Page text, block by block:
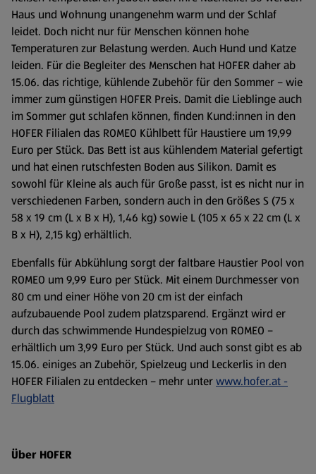
Haus und Wohnung unangenehm warm und der Schlaf
leidet. Doch nicht nur für Menschen können hohe
Temperaturen zur Belastung werden. Auch Hund und Katze
leiden. Für die Begleiter des Menschen hat HOFER daher ab
15.06. das richtige, kühlende Zubehör für den Sommer – wie
immer zum günstigen HOFER Preis. Damit die Lieblinge auch
im Sommer gut schlafen können, finden Kund:innen in den
HOFER Filialen das ROMEO Kühlbett für Haustiere um 19,99
Euro per Stück. Das Bett ist aus kühlendem Material gefertigt
und hat einen rutschfesten Boden aus Silikon. Damit es
sowohl für Kleine als auch für Große passt, ist es nicht nur in
verschiedenen Farben, sondern auch in den Größes S (75 x
58 x 19 cm (L x B x H), 1,46 kg) sowie L (105 x 65 x 22 cm (L x
B x H), 2,15 kg) erhältlich.
Ebenfalls für Abkühlung sorgt der faltbare Haustier Pool von
ROMEO um 9,99 Euro per Stück. Mit einem Durchmesser von
80 cm und einer Höhe von 20 cm ist der einfach
aufzubauende Pool zudem platzsparend. Ergänzt wird er
durch das schwimmende Hundespielzug von ROMEO –
erhältlich um 3,99 Euro per Stück. Und auch sonst gibt es ab
15.06. einiges an Zubehör, Spielzeug und Leckerlis in den
HOFER Filialen zu entdecken – mehr unterwww.hofer.at -
Flugblatt
Über HOFER